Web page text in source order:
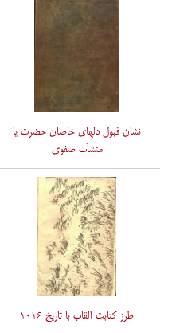
نشان قبول دلهای خاصان حضرت یا
منشآت صفوی
طرز کتابت القاب با تاریخ ‎۱۰۱۶